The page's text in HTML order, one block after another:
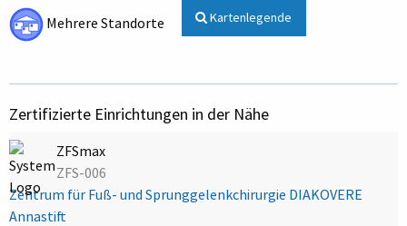
Mehrere Standorte Kartenlegende
Zertifizierte Einrichtungen in der Nähe
ZFSmax
ZFS-006
Zentrum für Fuß- und Sprunggelenkchirurgie DIAKOVERE
Annastift